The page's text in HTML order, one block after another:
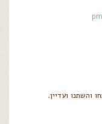
והשתנו ועדיין.